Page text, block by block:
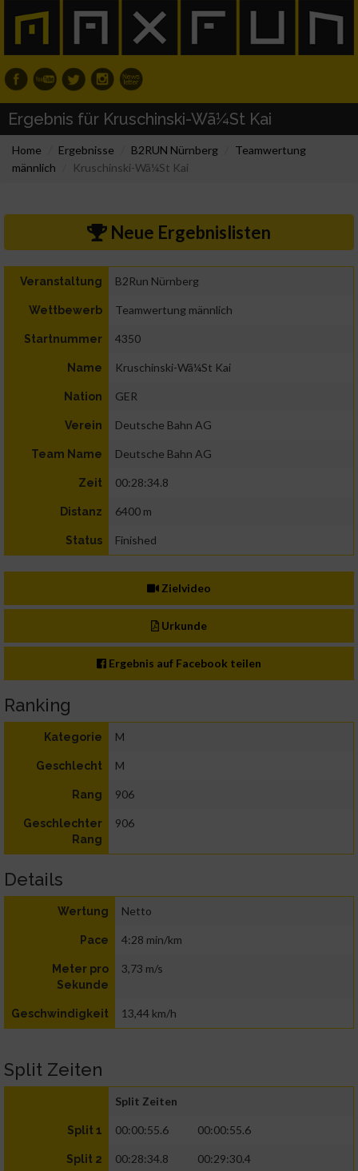
Ergebnis für Kruschinski-Wã¼St Kai
Home Ergebnisse B2RUN Nürnberg
Teamwertung
männlich
Kruschinski-Wã¼St Kai
Neue Ergebnislisten
Veranstaltung B2Run Nürnberg
Wettbewerb Teamwertung männlich
Startnummer 4350
Name Kruschinski-Wã¼St Kai
Nation GER
Verein Deutsche Bahn AG
Team Name Deutsche Bahn AG
Zeit 00:28:34.8
Distanz 6400 m
Status Finished
Zielvideo
Urkunde
Ergebnis auf Facebook teilen
Ranking
Kategorie M
Geschlecht M
Rang 906
Geschlechter
Rang
906
Details
Wertung Netto
Pace 4:28 min/km
Meter pro
Sekunde
3,73 m/s
Geschwindigkeit 13,44 km/h
Split Zeiten
Split Zeiten
Split 1 00:00:55.6 00:00:55.6
Split 2 00:28:34.8 00:29:30.4